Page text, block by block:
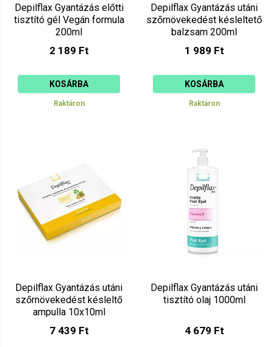
Depilflax Gyantázás előtti
tisztító gél Vegán formula
200ml
2 189 Ft
KOSÁRBA
Raktáron
Depilflax Gyantázás utáni
szőrnövekedést késleltető
balzsam 200ml
1 989 Ft
KOSÁRBA
Raktáron
Depilflax Gyantázás utáni
szőrnövekedést késleltő
ampulla 10x10ml
7 439 Ft
Depilflax Gyantázás utáni
tisztító olaj 1000ml
4 679 Ft